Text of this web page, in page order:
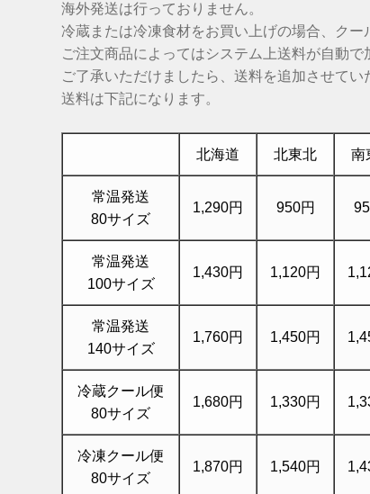
海外発送は行っておりません。
冷蔵または冷凍食材をお買い上げの場合、クー
ご注文商品によってはシステム上送料が自動
ご了承いただけましたら、送料を追加させてい
送料は下記になります。
北海道 北東北 南
常温発送
80サイズ
1,290円 950円
常温発送
100サイズ
1,430円 1,120円
常温発送
140サイズ
1,760円 1,450円
冷蔵クール便
80サイズ
1,680円 1,330円
冷凍クール便
80サイズ
1,870円 1,540円